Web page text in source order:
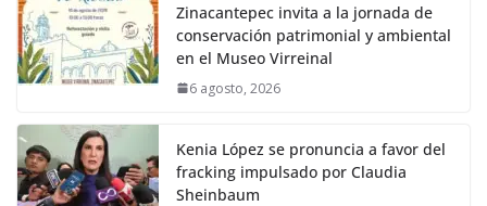
Zinacantepec invita a la jornada de
conservación patrimonial y ambiental
en el Museo Virreinal
6 agosto, 2026
Kenia López se pronuncia a favor del
fracking impulsado por Claudia
Sheinbaum